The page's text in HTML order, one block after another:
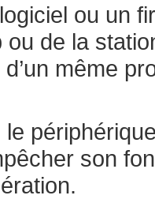
ou un
de la
même
son